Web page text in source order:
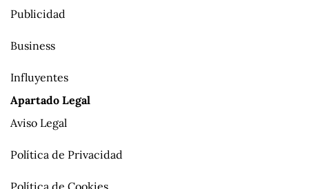
Publicidad
Business
Influyentes
Apartado Legal
Aviso Legal
Política de Privacidad